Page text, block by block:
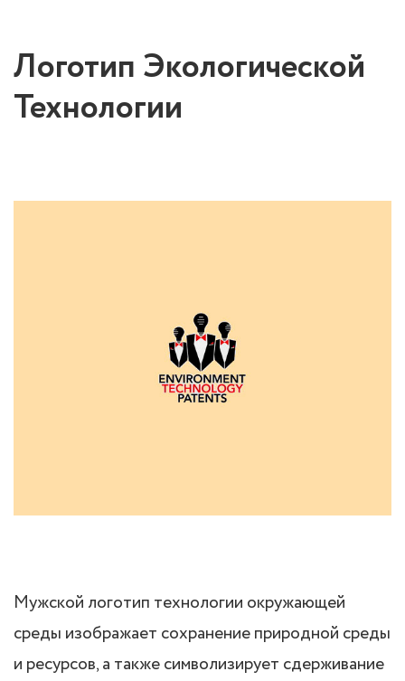
Логотип Экологической
Технологии
Мужской логотип технологии окружающей
среды изображает сохранение природной среды
и ресурсов, а также символизирует сдерживание